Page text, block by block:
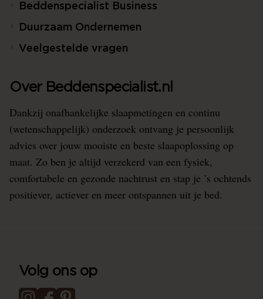
Beddenspecialist Business
Duurzaam Ondernemen
Veelgestelde vragen
Over Beddenspecialist.nl
Dankzij onafhankelijke slaapmetingen en continu
(wetenschappelijk) onderzoek ontvang je persoonlijk
advies over jouw mooiste en beste slaapoplossing op
maat. Zo ben je altijd verzekerd van een fysiek,
comfortabele en gezonde nachtrust en stap je ’s ochtends
positiever, actiever en meer ontspannen uit je bed.
Volg ons op